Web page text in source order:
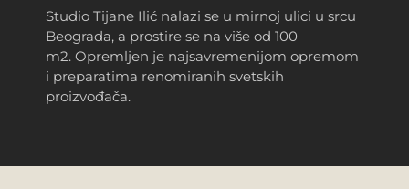
Studio Tijane Ilić nalazi se u mirnoj ulici u srcu
Beograda, a prostire se na više od 100
m2. Opremljen je najsavremenijom opremom
i preparatima renomiranih svetskih
proizvođača.